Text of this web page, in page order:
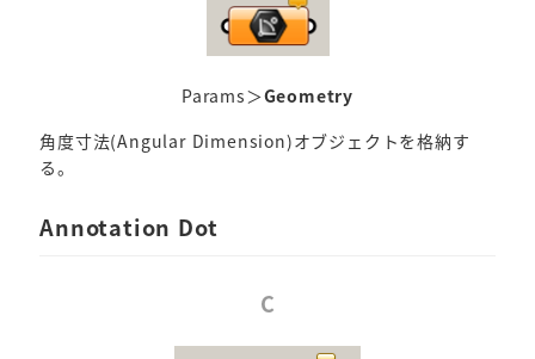
Params＞Geometry
角度寸法(Angular Dimension)オブジェクトを格納す
る。
Annotation Dot
C